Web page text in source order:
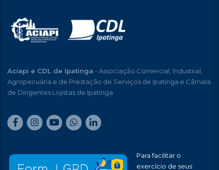
Aciapi e CDL de Ipatinga - Associação Comercial, Industrial,
Agropecuária e de Prestação de Serviços de Ipatinga e Câmara
de Dirigentes Lojistas de Ipatinga
Para facilitar o
exercício de seus